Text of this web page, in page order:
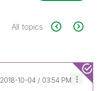
All topics
‎2018-10-04 03:54 PM